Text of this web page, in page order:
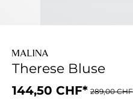
Therese Bluse
144,50 CHF* 289,00